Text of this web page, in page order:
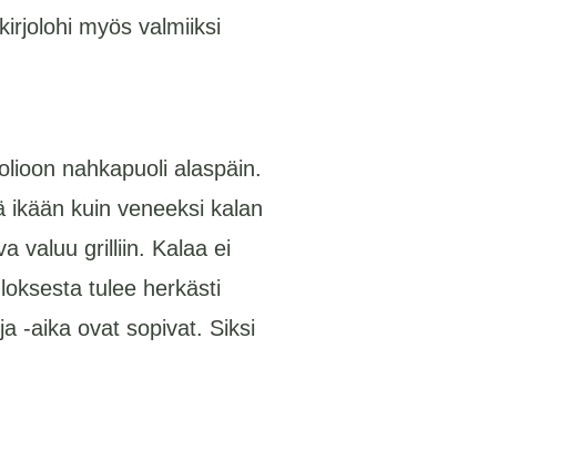
myös valmiiksi
nahkapuoli alaspäin.
ikään kuin veneeksi kalan
valuu grilliin. Kalaa ei
tulee herkästi
-aika ovat sopivat. Siksi